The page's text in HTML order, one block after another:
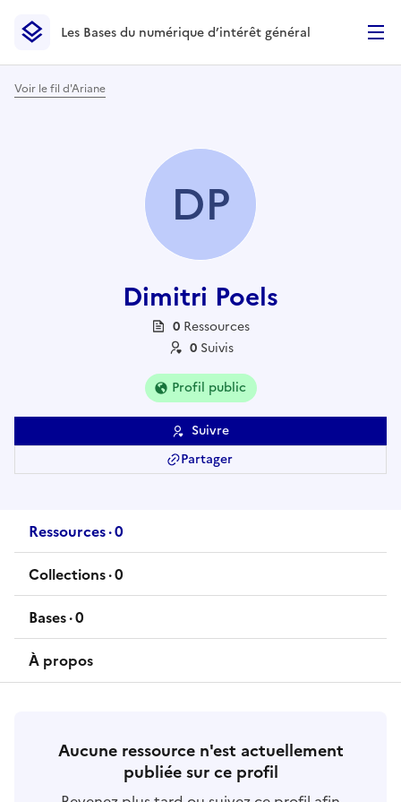
Les Bases du numérique d’intérêt général- Retour à la
Les Bases du numérique d’intérêt général
Voir le fil d'Ariane
DP
Dimitri Poels
0 Ressources
0 Suivis
Profil public
Suivre
Partager
Ressources·0
ressources
Collections·0
collections
Bases·0
bases
À propos
Aucune ressource n'est actuellement
publiée sur ce profil